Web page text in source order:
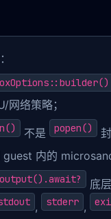
网络策略；
不是 popen()
guest 内的
底
, stderr ,